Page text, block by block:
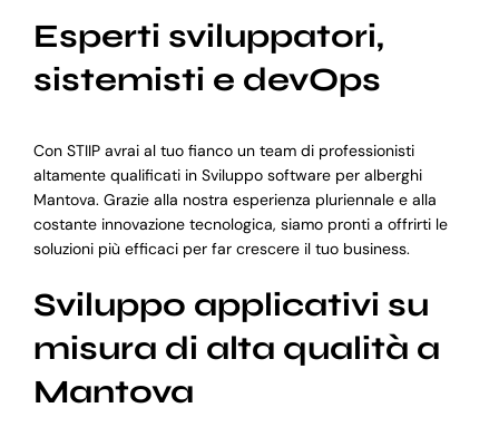
Esperti sviluppatori,
sistemisti e devOps
Con STIIP avrai al tuo fianco un team di professionisti
altamente qualificati in Sviluppo software per alberghi
Mantova. Grazie alla nostra esperienza pluriennale e alla
costante innovazione tecnologica, siamo pronti a offrirti le
soluzioni più efficaci per far crescere il tuo business.
Sviluppo applicativi su
misura di alta qualità a
Mantova